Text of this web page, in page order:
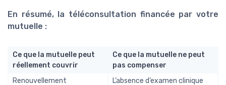
En résumé, la téléconsultation financée par votre
mutuelle :
Ce que la mutuelle peut
réellement couvrir
Ce que la mutuelle ne peut
pas compenser
Renouvellement
L’absence d’examen clinique